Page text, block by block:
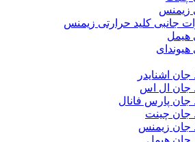
زیمنس
جانبی کلید حرارتی زیمنس
هیمل
هیوندای
اشنایدر
جان ال اس
جان پارس فانال
جان چینت
جان زیمنس
جان هیمل